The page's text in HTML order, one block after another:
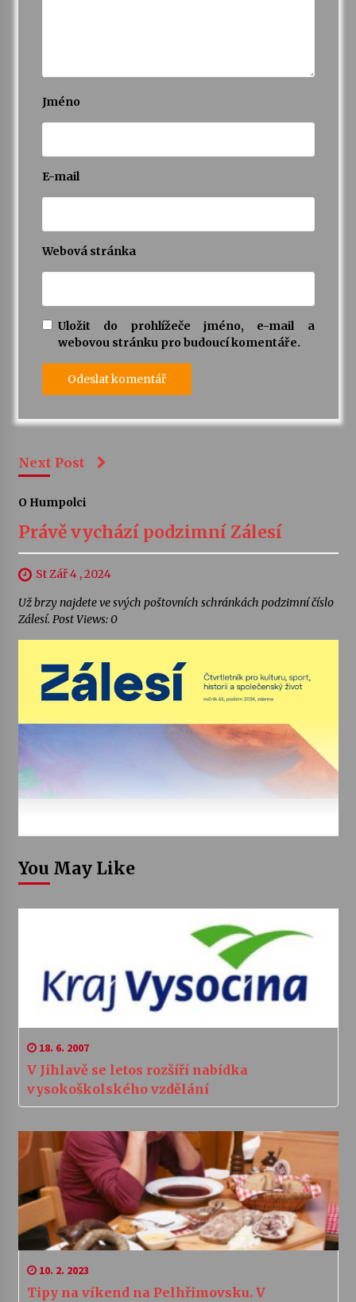
Jméno
E-mail
Webová stránka
Uložit do prohlížeče jméno, e-mail a
webovou stránku pro budoucí komentáře.
Next Post
O Humpolci
Právě vychází podzimní Zálesí
St Zář 4 , 2024
Už brzy najdete ve svých poštovních schránkách podzimní číslo
Zálesí. Post Views: 0
You May Like
18. 6. 2007
V Jihlavě se letos rozšíří nabídka
vysokoškolského vzdělání
10. 2. 2023
Tipy na víkend na Pelhřimovsku. V